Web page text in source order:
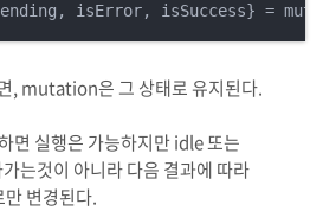
, mutation은 그 상태로 유지된다.
면 실행은 가능하지만 idle 또는
는것이 아니라 다음 결과에 따라
변경된다.